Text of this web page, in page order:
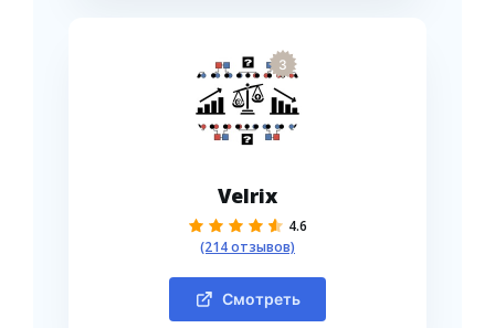
3
Velrix
4.6
(214 отзывов)
Смотреть